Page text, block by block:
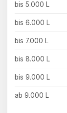
bis 5.000 L
bis 6.000 L
bis 7.000 L
bis 8.000 L
bis 9.000 L
ab 9.000 L